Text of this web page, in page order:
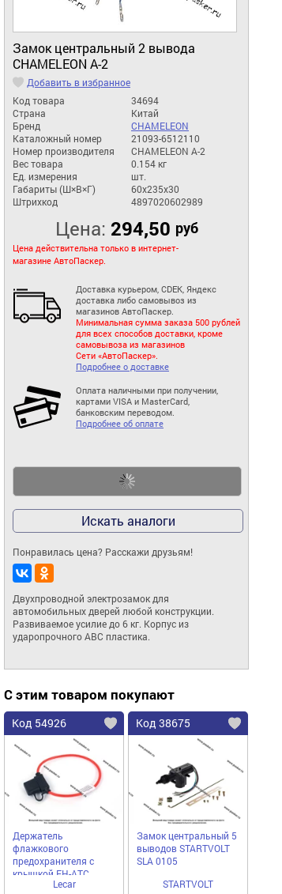
Замок центральный 2 вывода
CHAMELEON A-2
Добавить в избранное
Код товара
34694
Страна
Китай
Бренд
CHAMELEON
Каталожный номер
21093-6512110
Номер производителя
CHAMELEON A-2
Вес товара
0.154 кг
Ед. измерения
шт.
Габариты (Ш×В×Г)
60x235x30
Штрихкод
4897020602989
Цена: 294,50 руб
Цена действительна только в интернет-
магазине АвтоПаскер.
Доставка курьером, CDEK, Яндекс
доставка либо самовывоз из
магазинов АвтоПаскер.
Минимальная сумма заказа 500 рублей
для всех способов доставки, кроме
самовывоза из магазинов
Сети «АвтоПаскер».
Подробнее о доставке
Оплата наличными при получении,
картами VISA и MasterCard,
банковским переводом.
Подробнее об оплате
Искать аналоги
Понравилась цена? Расскажи друзьям!
Двухпроводной электрозамок для
автомобильных дверей любой конструкции.
Развиваемое усилие до 6 кг. Корпус из
ударопрочного ABC пластика.
С этим товаром покупают
Код 54926
Держатель
флажкового
предохранителя с
крышкой FH-ATC
(прорезин) 16AWG
Lecar
Код 38675
Замок центральный 5
выводов STARTVOLT
SLA 0105
STARTVOLT